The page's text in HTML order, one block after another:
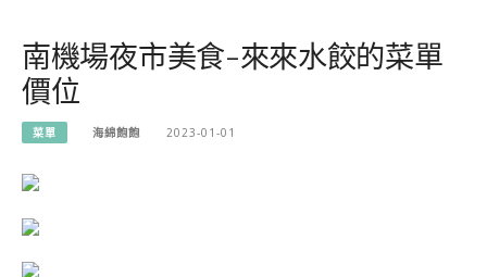
南機場夜市美食-來來水餃的菜單
價位
菜單 海綿飽飽 2023-01-01